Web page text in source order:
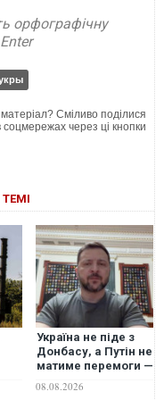
орфографічну
Сміливо поділися
соцмережах через ці кнопки
Україна не піде з
Донбасу, а Путін не
матиме перемоги —
ситуацію на фронті
08.08.2026